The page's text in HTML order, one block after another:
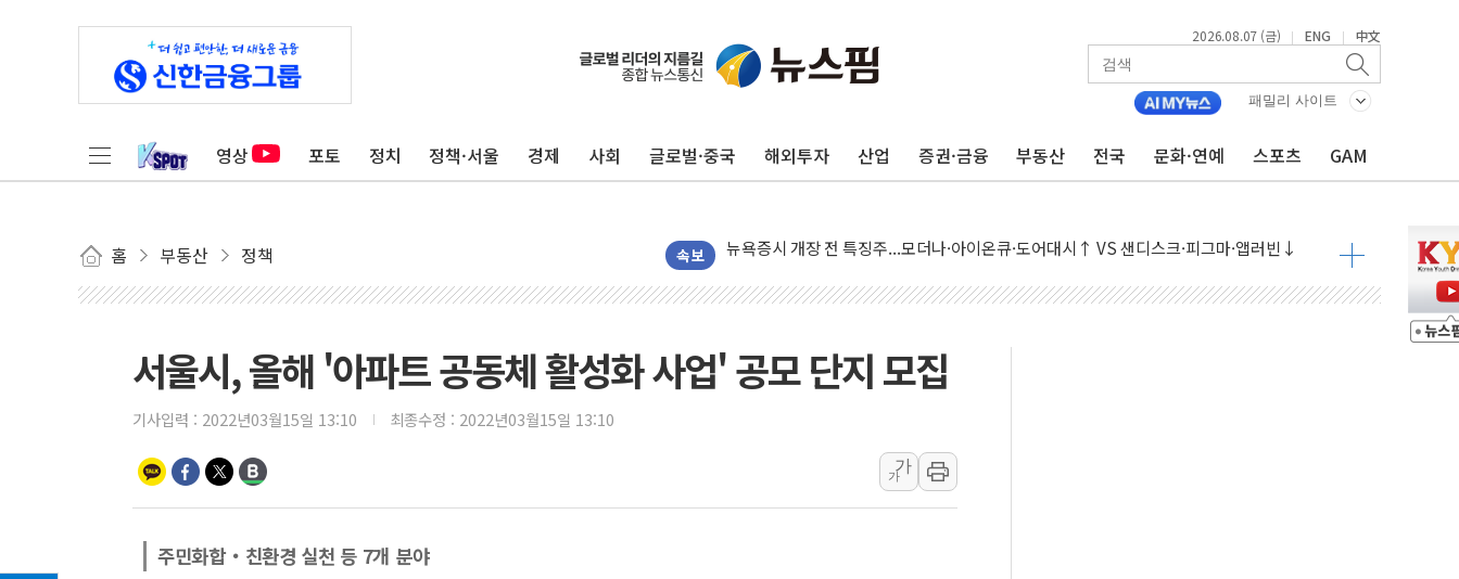
2026.08.07 (금) | ENG | 中文
패밀리 사이트
영상 포토 정치 정책·서울 경제 사회 글로벌·중국 해외투자 산업 증권·금융 부동산 전국 문화·연예 스포츠 GAM
홈 부동산 정책 속보
리투아니아 국방 "러, 우크라 드론으로 나토 회원국 공격 검토… 거짓 깃발 작전"
구광모, 내주 실리콘밸리서 젠슨 황 재회…로봇·AI 데이터센터·모빌리티 구체화
김정관 장관 "영업이익 N% 성과급 반대…상법·자본시장법 개정 논의"
뉴욕증시 프리뷰, 미 주가선물 AI주 차익실현 속 혼조세...웨스턴디지털·샌디스크↓
금값 7주 만에 최고…美 고용 둔화·호르무즈 재개방 기대에 강세
[인도증시] 중동 긴장 완화에 실적 호조까지, 상승...호실적 보고 기업 상승세 뚜렷
[베트남 증시] 지수 하락 속 'DGC' 임시 주총 기대감에 홀로 상한가…마진 잔액은 사상 최고
'월가의 황제' 다이먼 "금융시장 레버리지 위험수위…숨은 차입이 더 큰 변수"
양주 섬유염색공장서 화재 1명 중상…대응 1단계 진압 중
서울시, 올해 '아파트 공동체 활성화 사업' 공모 단지 모집
기사입력 : 2022년03월15일 13:10 최종수정 : 2022년03월15일 13:10
가
가
주민화합‧친환경 실천 등 7개 분야